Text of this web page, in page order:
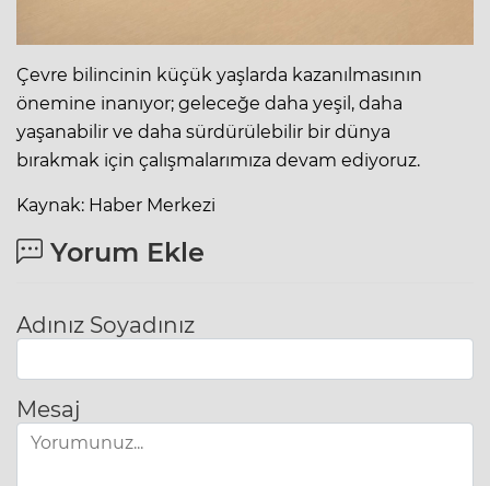
Çevre bilincinin küçük yaşlarda kazanılmasının
önemine inanıyor; geleceğe daha yeşil, daha
yaşanabilir ve daha sürdürülebilir bir dünya
bırakmak için çalışmalarımıza devam ediyoruz.
Kaynak: Haber Merkezi
Yorum Ekle
Adınız Soyadınız
Mesaj